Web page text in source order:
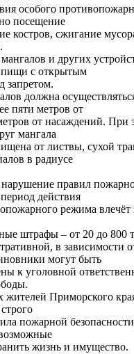
особого
посещение
костров, сжигание
и других
пищи с открытым
запретом.
должна
пяти метров от
от насаждений. При
мангала
от листвы, сухой
в радиусе
правил
действия
режима влечёт
штрафы – от 20 до 800
в зависимости
могут быть
к уголовной
жителей Приморского
пожарной
жизнь и имущество.